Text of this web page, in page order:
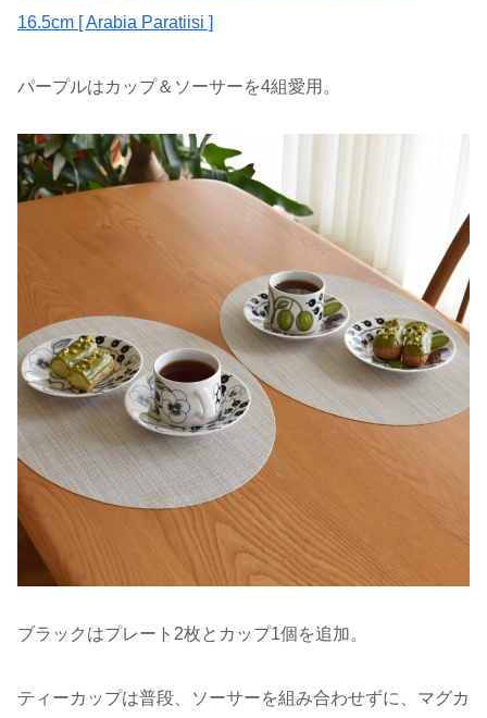
16.5cm [ Arabia Paratiisi ]
パープルはカップ＆ソーサーを4組愛用。
ブラックはプレート2枚とカップ1個を追加。
ティーカップは普段、ソーサーを組み合わせずに、マグカ